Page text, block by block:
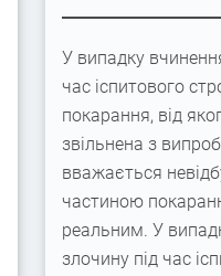
У випадку
час іспитового
покарання, від
звільнена з
вважається
частиною
реальним. У
злочину під час